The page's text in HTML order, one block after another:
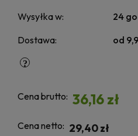
Wysyłka w:
24
Dostawa:
od
Cena brutto: 36,16 zł
Cena netto: 29,40 zł